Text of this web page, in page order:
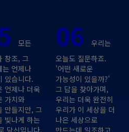
모든
창조, 그
는 언제나
있습니다.
언제나 더욱
가치와
만들지만, 그
빛나게 하는
당신입니다.
06우리는
오늘도 질문하죠.
'어떤 새로운
가능성이 있을까?'
그 답을 찾아가며,
우리는 더욱 완전히
우리가 이 세상을 더
나은 세상으로
만드는데 일조하고